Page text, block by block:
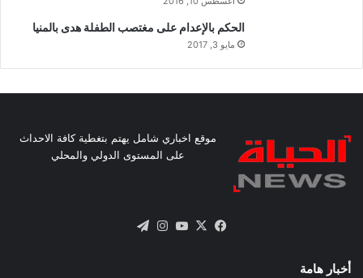
الحكم بالإعدام على مغتصب الطفلة هدى بالمنيا
مايو 3, 2017
موقع اخباري شامل يهتم بتغطية كافة الاحداث
على المستوى الدولي والمحلي
فيسبوك
X يوتيوبانستقرام
أخبار هامة